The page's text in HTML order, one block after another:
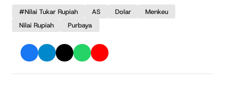
#Nilai Tukar Rupiah AS Dolar
Menkeu
Nilai Rupiah
Purbaya